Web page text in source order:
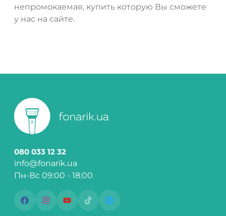
непромокаемая, купить которую Вы сможете
у нас на сайте.
080 033 12 32
info@fonarik.ua
Пн-Вс 09:00 - 18:00